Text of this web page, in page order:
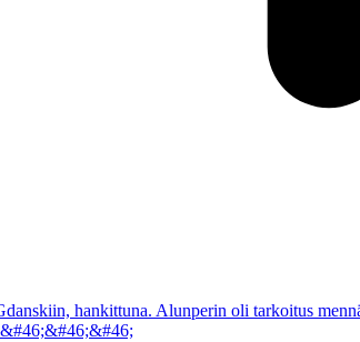
hankittuna. Alunperin oli tarkoitus